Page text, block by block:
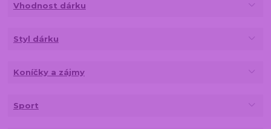
Vhodnost dárku
Styl dárku
Koníčky a zájmy
Sport